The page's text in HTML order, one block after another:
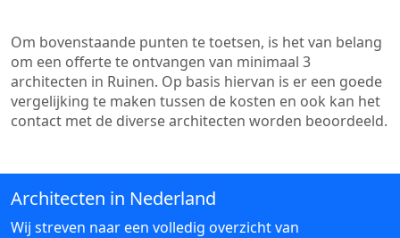
Om bovenstaande punten te toetsen, is het van belang
om een offerte te ontvangen van minimaal 3
architecten in Ruinen. Op basis hiervan is er een goede
vergelijking te maken tussen de kosten en ook kan het
contact met de diverse architecten worden beoordeeld.
Architecten in Nederland
Wij streven naar een volledig overzicht van